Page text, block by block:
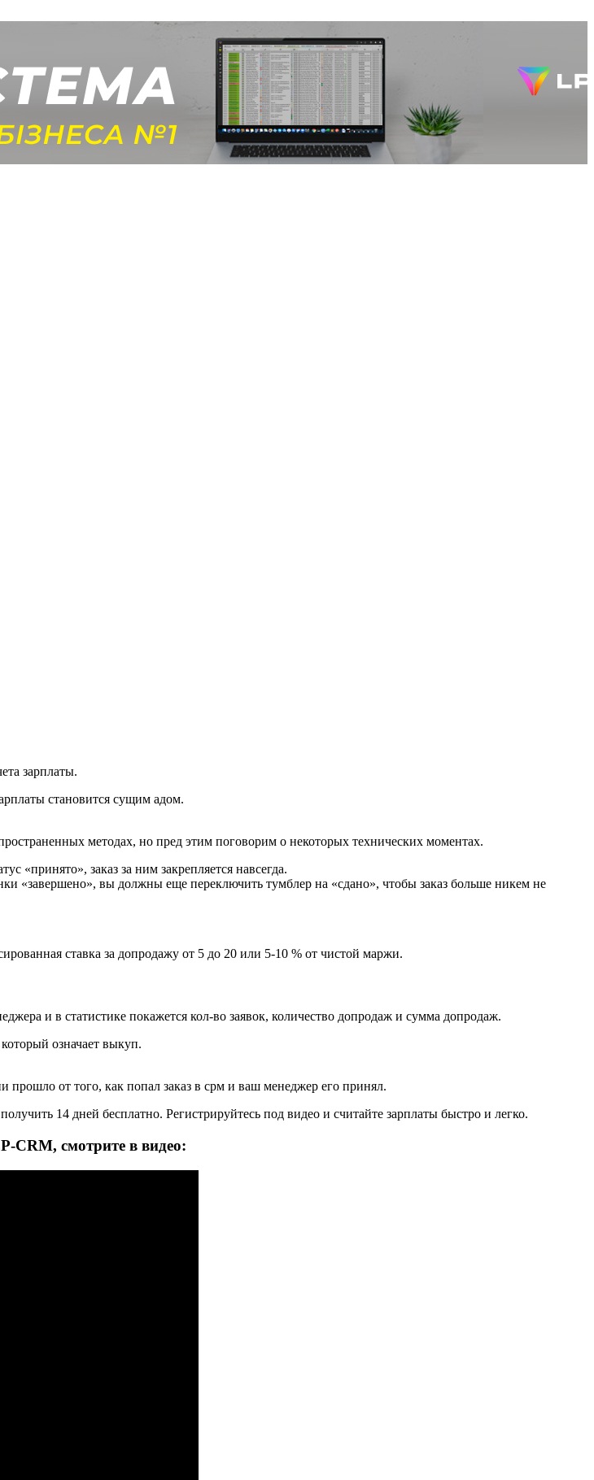
зарплаты.
становится сущим адом.
методах, но пред этим поговорим о некоторых технических моментах.
«принято», заказ за ним закрепляется навсегда.
«завершено», вы должны еще переключить тумблер на «сдано», чтобы заказ больше никем не
ставка за допродажу от 5 до 20 или 5-10 % от чистой маржи.
и в статистике покажется кол-во заявок, количество допродаж и сумма допродаж.
означает выкуп.
от того, как попал заказ в срм и ваш менеджер его принял.
14 дней бесплатно. Регистрируйтесь под видео и считайте зарплаты быстро и легко.
CRM, смотрите в видео: